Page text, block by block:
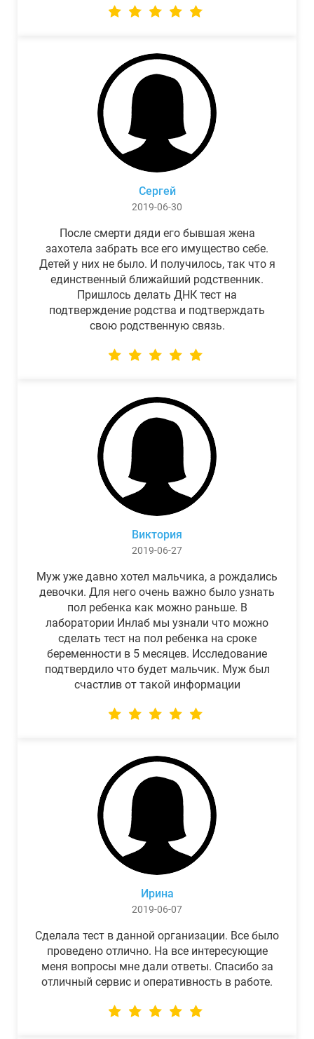
Сергей
2019-06-30
После смерти дяди его бывшая жена
захотела забрать все его имущество себе.
Детей у них не было. И получилось, так что я
единственный ближайший родственник.
Пришлось делать ДНК тест на
подтверждение родства и подтверждать
свою родственную связь.
Виктория
2019-06-27
Муж уже давно хотел мальчика, а рождались
девочки. Для него очень важно было узнать
пол ребенка как можно раньше. В
лаборатории Инлаб мы узнали что можно
сделать тест на пол ребенка на сроке
беременности в 5 месяцев. Исследование
подтвердило что будет мальчик. Муж был
счастлив от такой информации
Ирина
2019-06-07
Сделала тест в данной организации. Все было
проведено отлично. На все интересующие
меня вопросы мне дали ответы. Спасибо за
отличный сервис и оперативность в работе.